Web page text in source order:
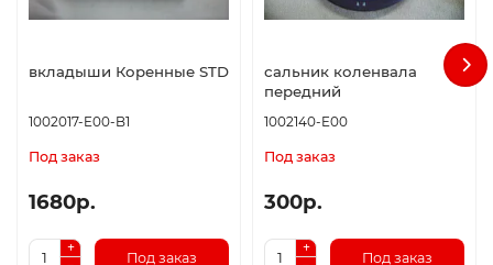
вкладыши Коренные STD
1002017-E00-B1
Под заказ
1680р.
Под заказ
сальник коленвала
передний
1002140-E00
Под заказ
300р.
Под заказ